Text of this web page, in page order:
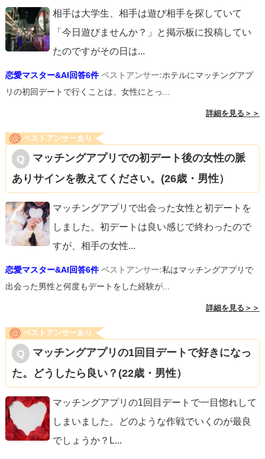
相手は大学生、相手は遊び相手を探していて
「今日遊びませんか？」と掲示板に投稿してい
たのですがその日は...
恋愛マスター&AI回答6件 ベストアンサー:ホテルにマッチングアプ
リの初回デートで行くことは、女性にとっ...
詳細を見る＞＞
ベストアンサーあり
マッチングアプリでの初デート後の女性の脈
ありサインを教えてください。(26歳・男性）
マッチングアプリで出会った女性と初デートを
しました。初デートは良い感じで終わったので
すが、相手の女性...
恋愛マスター&AI回答6件 ベストアンサー:私はマッチングアプリで
出会った男性と何度もデートをした経験が...
詳細を見る＞＞
ベストアンサーあり
マッチングアプリの1回目デートで好きになっ
た。どうしたら良い？(22歳・男性）
マッチングアプリの1回目デートで一目惚れして
しまいました。どのような作戦でいくのが最良
でしょうか？L...